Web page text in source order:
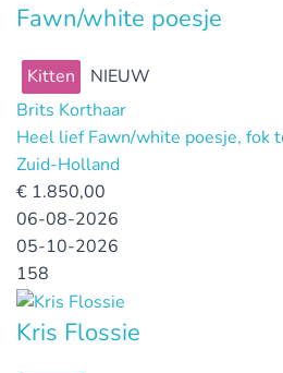
Fawn/white poesje
Kitten
NIEUW
Brits Korthaar
Heel lief Fawn/white poesje, fok
Zuid-Holland
€ 1.850,00
06-08-2026
05-10-2026
158
Kris Flossie